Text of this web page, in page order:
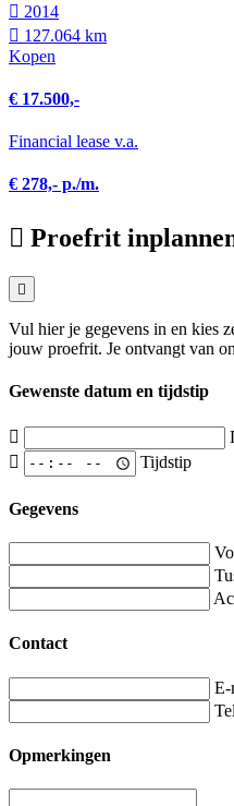
2014
127.064 km
Kopen
€ 17.500,-
Financial lease v.a.
€ 278,- p./m.
Proefrit
Vul hier je gegevens in en kies
jouw proefrit. Je ontvangt van
Gewenste datum en tijdstip
Tijdstip
Gegevens
Contact
E-
Opmerkingen